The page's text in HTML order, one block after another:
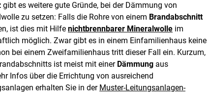
gibt es weitere gute Gründe, bei der Dämmung von
zu setzen: Falls die Rohre von einem Brandabschnitt
ist dies mit Hilfe nichtbrennbarer Mineralwolle im
möglich. Zwar gibt es in einem Einfamilienhaus keine
bei einem Zweifamilienhaus tritt dieser Fall ein. Kurzum,
ist meist mit einer Dämmung aus
Infos über die Errichtung von ausreichend
erhalten Sie in der Muster-Leitungsanlagen-